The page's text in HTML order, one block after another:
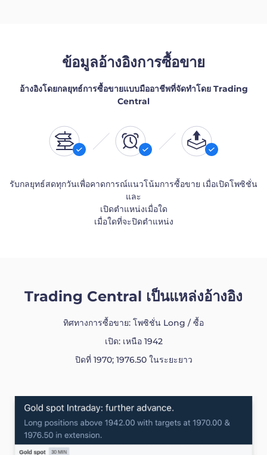
ข้อมูลอ้างอิงการซื้อขาย
อ้างอิงโดยกลยุทธ์การซื้อขายแบบมืออาชีพที่จัดทำโดย Trading
Central
รับกลยุทธ์สดทุกวันเพื่อคาดการณ์แนวโน้มการซื้อขาย เมื่อเปิดโพซิชั่น
และ
เปิดตำแหน่งเมื่อใด
เมื่อใดที่จะปิดตำแหน่ง
Trading Central เป็นแหล่งอ้างอิง
ทิศทางการซื้อขาย: โพซิชั่น Long / ซื้อ
เปิด: เหนือ 1942
ปิดที่ 1970; 1976.50 ในระยะยาว